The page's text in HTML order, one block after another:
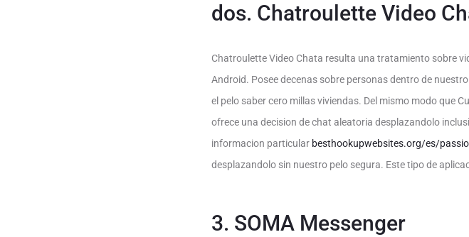
dos. Chatroulette Video
Chatroulette Video Chata resulta una tratamiento sobre
Android. Posee decenas sobre personas dentro de
el pelo saber cero millas viviendas. Del mismo modo que
ofrece una decision de chat aleatoria desplazandolo
informacion particular besthookupwebsites.org/es/
desplazandolo sin nuestro pelo segura. Este tipo de
3. SOMA Messenger